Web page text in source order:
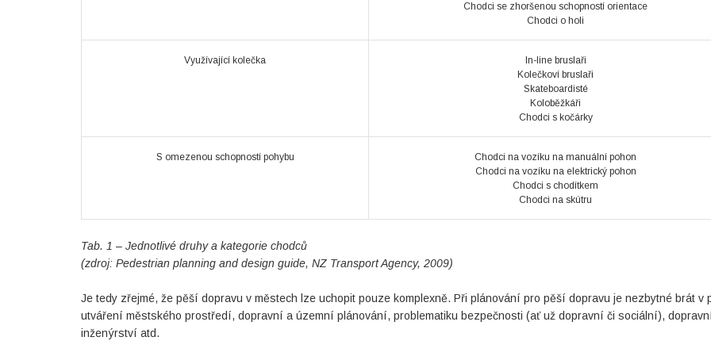
Chodci se zhoršenou schopností orientace
Chodci o holi
Využívající kolečka
In-line bruslaři
Kolečkoví bruslaři
Skateboardisté
Koloběžkáři
Chodci s kočárky
S omezenou schopností pohybu
Chodci na vozíku na manuální pohon
Chodci na vozíku na elektrický pohon
Chodci s chodítkem
Chodci na skútru
Tab. 1 – Jednotlivé druhy a kategorie chodců
(zdroj: Pedestrian planning and design guide, NZ Transport Agency, 2009)
Je tedy zřejmé, že pěší dopravu v městech lze uchopit pouze komplexně. Při plánování pro pěší dopravu je nezbytné brát v
utváření městského prostředí, dopravní a územní plánování, problematiku bezpečnosti (ať už dopravní či sociální),
inženýrství atd.